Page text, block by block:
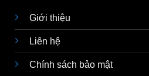
Giới thiệu
Liên hệ
Chính sách bảo mật